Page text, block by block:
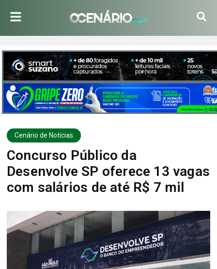
Cenário de Notícias
Concurso Público da
Desenvolve SP oferece 13 vagas
com salários de até R$ 7 mil